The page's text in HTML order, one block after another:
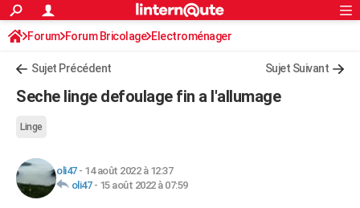
ACTUALITÉS
Politique
Société
Faits Divers
Education
Monde
Villes
+
Essais
Réserver un essai
Citadines
Berlines
SUV
Forum auto
+HIGH-TECH
S'inscrire
Connexion
Forum Forum Bricolage Electroménager
Sujet Précédent Sujet Suivant
Seche linge defoulage fin a l'allumage
Linge
oli47- 14 août 2022 à 12:37
oli47- 15 août 2022 à 07:59